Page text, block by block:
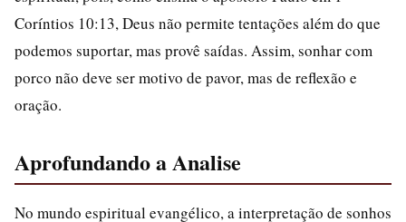
Coríntios 10:13, Deus não permite tentações além do que
podemos suportar, mas provê saídas. Assim, sonhar com
porco não deve ser motivo de pavor, mas de reflexão e
oração.
Aprofundando a Analise
No mundo espiritual evangélico, a interpretação de sonhos